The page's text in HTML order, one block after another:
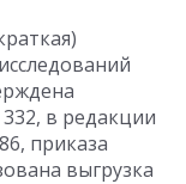
в редакции
приказа
выгрузка